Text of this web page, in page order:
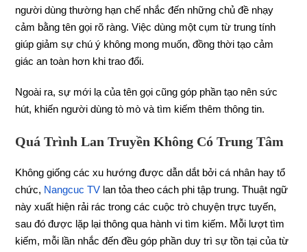
người dùng thường hạn chế nhắc đến những chủ đề nhạy
cảm bằng tên gọi rõ ràng. Việc dùng một cụm từ trung tính
giúp giảm sự chú ý không mong muốn, đồng thời tạo cảm
giác an toàn hơn khi trao đổi.
Ngoài ra, sự mới lạ của tên gọi cũng góp phần tạo nên sức
hút, khiến người dùng tò mò và tìm kiếm thêm thông tin.
Quá Trình Lan Truyền Không Có Trung Tâm
Không giống các xu hướng được dẫn dắt bởi cá nhân hay tổ
chức, Nangcuc TV lan tỏa theo cách phi tập trung. Thuật ngữ
này xuất hiện rải rác trong các cuộc trò chuyện trực tuyến,
sau đó được lặp lại thông qua hành vi tìm kiếm. Mỗi lượt tìm
kiếm, mỗi lần nhắc đến đều góp phần duy trì sự tồn tại của từ